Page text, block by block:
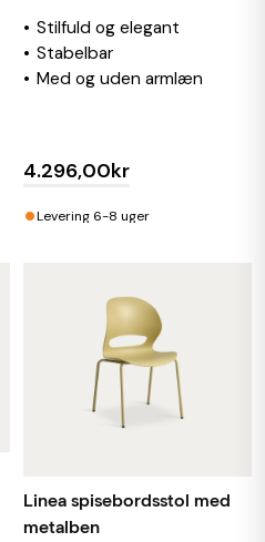
Stilfuld og elegant
Stabelbar
Med og uden armlæn
4.296,00kr
•Levering 6-8 uger
Linea spisebordsstol med
metalben